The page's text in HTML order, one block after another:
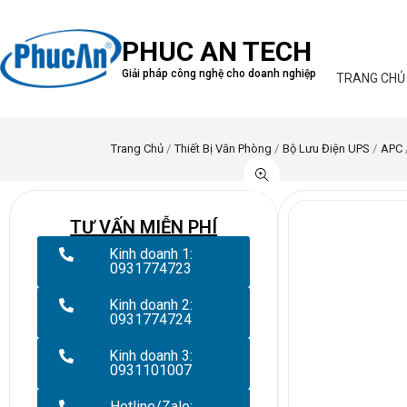
PHUC AN TECH
Giải pháp công nghệ cho doanh nghiệp TRANG CHỦ
Trang Chủ /Thiết Bị Văn Phòng / Bộ Lưu Điện UPS / APC
TƯ VẤN MIỄN PHÍ
Kinh doanh 1:
0931774723
Kinh doanh 2:
0931774724
Kinh doanh 3:
0931101007